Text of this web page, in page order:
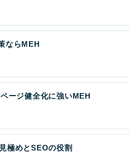
ならMEH
ージ健全化に強いMEH
極めとSEOの役割